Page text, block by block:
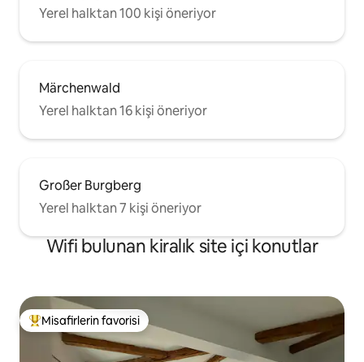
Yerel halktan 100 kişi öneriyor
Märchenwald
Yerel halktan 16 kişi öneriyor
Großer Burgberg
Yerel halktan 7 kişi öneriyor
Wifi bulunan kiralık site içi konutlar
Misafirlerin favorilerinden en beğenilenler arasında
Misafirlerin favorisi